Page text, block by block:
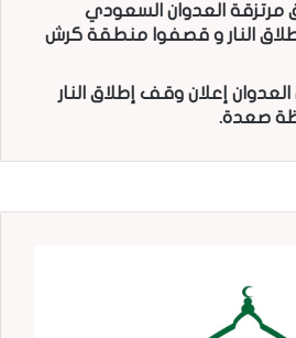
العدوان السعودي
النار و قصفوا منطقة كرش
إعلان وقف إطلاق النار
صعدة.